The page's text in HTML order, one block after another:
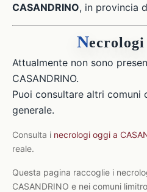
CASANDRINO, in provincia
N
Attualmente non sono
CASANDRINO.
Puoi consultare altri comuni
generale.
Consulta i necrologi oggi a
reale.
Questa pagina raccoglie i
CASANDRINO e nei comuni